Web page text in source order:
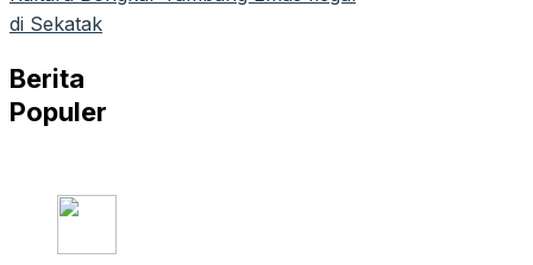
di Sekatak
Berita
Populer